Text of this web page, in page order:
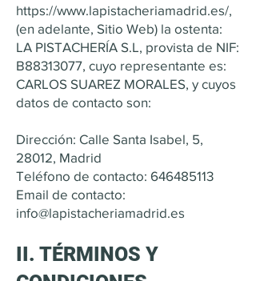
https://www.lapistacheriamadrid.es/,
(en adelante, Sitio Web) la ostenta:
LA PISTACHERÍA S.L, provista de NIF:
B88313077, cuyo representante es:
CARLOS SUAREZ MORALES, y cuyos
datos de contacto son:
Dirección: Calle Santa Isabel, 5,
28012, Madrid
Teléfono de contacto: 646485113
Email de contacto:
info@lapistacheriamadrid.es
II. TÉRMINOS Y